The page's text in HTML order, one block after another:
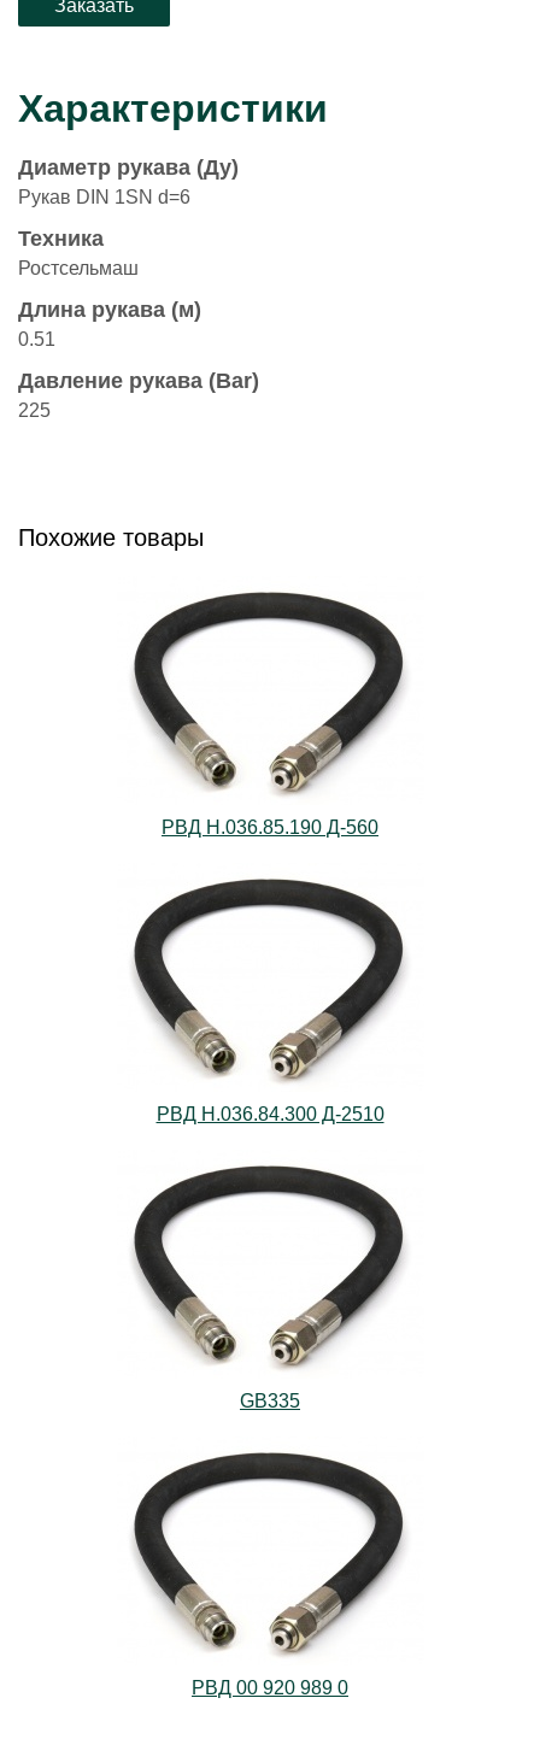
Характеристики
Диаметр рукава (Ду)
Рукав DIN 1SN d=6
Техника
Ростсельмаш
Длина рукава (м)
0.51
Давление рукава (Bar)
225
Похожие товары
РВД Н.036.85.190 Д-560
РВД Н.036.84.300 Д-2510
GB335
РВД 00 920 989 0